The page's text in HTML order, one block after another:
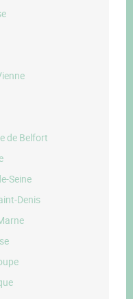
de Belfort
Seine
Denis